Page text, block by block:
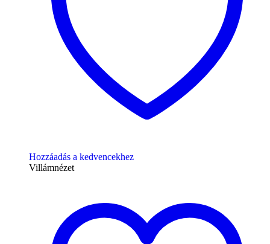
Hozzáadás a kedvencekhez
Villámnézet